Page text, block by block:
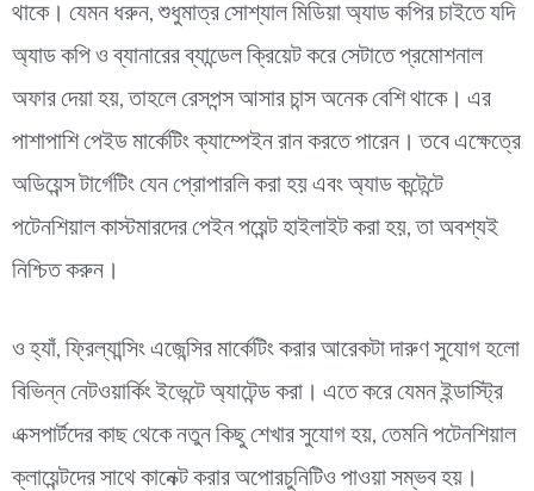
থাকে। যেমন ধরুন, শুধুমাত্র সোশ্যাল মিডিয়া অ্যাড কপির চাইতে যদি
অ্যাড কপি ও ব্যানারের ব্যান্ডেল ক্রিয়েট করে সেটাতে প্রমোশনাল
অফার দেয়া হয়, তাহলে রেসপন্স আসার চান্স অনেক বেশি থাকে। এর
পাশাপাশি পেইড মার্কেটিং ক্যাম্পেইন রান করতে পারেন। তবে এক্ষেত্রে
অডিয়েন্স টার্গেটিং যেন প্রোপারলি করা হয় এবং অ্যাড কন্টেন্টে
পটেনশিয়াল কাস্টমারদের পেইন পয়েন্ট হাইলাইট করা হয়, তা অবশ্যই
নিশ্চিত করুন।
ও হ্যাঁ, ফ্রিল্যান্সিং এজেন্সির মার্কেটিং করার আরেকটা দারুণ সুযোগ হলো
বিভিন্ন নেটওয়ার্কিং ইভেন্টে অ্যাটেন্ড করা। এতে করে যেমন ইন্ডাস্ট্রি
এক্সপার্টদের কাছ থেকে নতুন কিছু শেখার সুযোগ হয়, তেমনি পটেনশিয়াল
ক্লায়েন্টদের সাথে কানেক্ট করার অপোরচুনিটিও পাওয়া সম্ভব হয়।